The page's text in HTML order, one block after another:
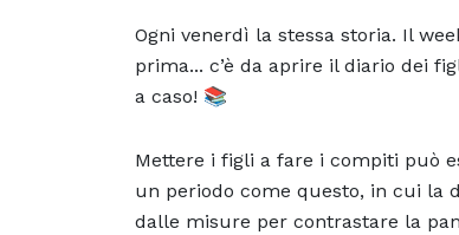
Ogni venerdì la stessa storia. Il
prima... c’è da aprire il diario dei
a caso! 📚
Mettere i figli a fare i compiti può
un periodo come questo, in cui la
dalle misure per contrastare la